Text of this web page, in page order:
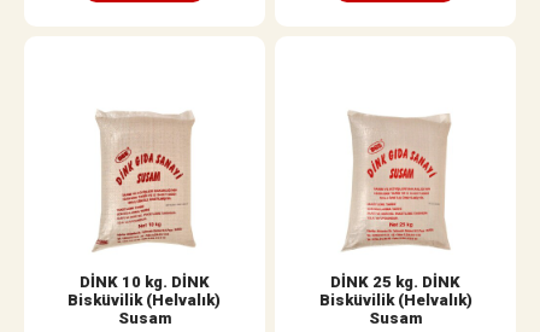
DİNK 10 kg. DİNK
Bisküvilik (Helvalık)
Susam
DİNK 25 kg. DİNK
Bisküvilik (Helvalık)
Susam